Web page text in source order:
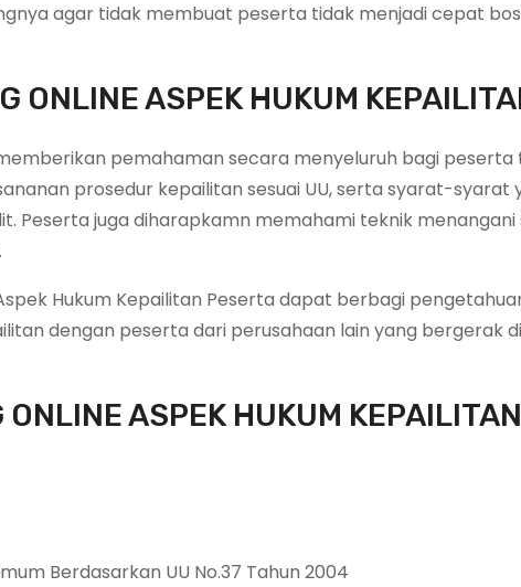
agar tidak membuat peserta tidak menjadi cepat
ONLINE ASPEK HUKUM
pemahaman secara menyeluruh bagi
prosedur kepailitan sesuai UU, serta syarat-syarat
Peserta juga diharapkamn memahami teknik
Hukum Kepailitan Peserta dapat berbagi
dengan peserta dari perusahaan lain yang bergerak
ASPEK HUKUM KEPAILITAN
Berdasarkan UU No.37 Tahun 2004